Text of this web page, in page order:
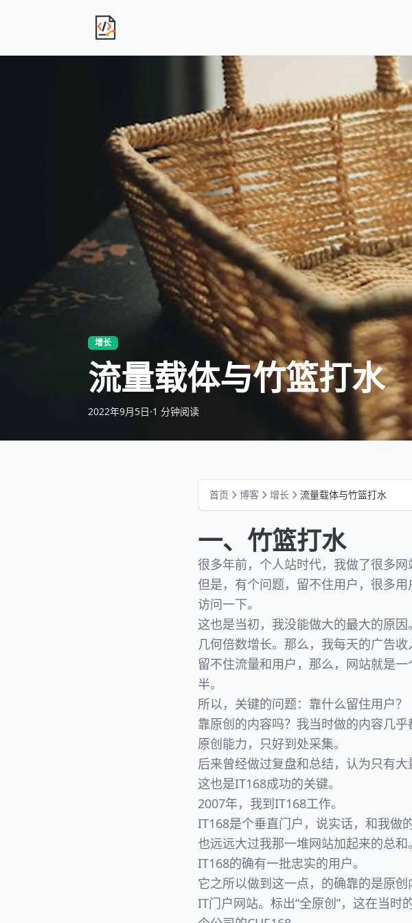
独立产品人日记
增长
流量载体与竹篮打水
2022年9月5日·1 分钟阅读
首页 博客 增长 流量载体与竹篮打水
一、竹篮打水
很多年前，个人站时代，我做了很多
但是，有个问题，留不住用户，很多
访问一下。
这也是当初，我没能做大的最大的原
几何倍数增长。那么，我每天的广告收
留不住流量和用户，那么，网站就是
半。
所以，关键的问题：靠什么留住用户？
靠原创的内容吗？我当时做的内容几
原创能力，只好到处采集。
后来曾经做过复盘和总结，认为只有
这也是IT168成功的关键。
2007年，我到IT168工作。
IT168是个垂直门户，说实话，和我做
也远远大过我那一堆网站加起来的总和。
IT168的确有一批忠实的用户。
它之所以做到这一点，的确靠的是原
IT门户网站。标出“全原创”，这在当